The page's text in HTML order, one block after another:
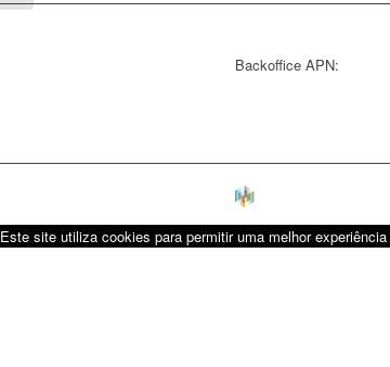
Backoffice APN:
Este site utiliza cookies para permitir uma melhor